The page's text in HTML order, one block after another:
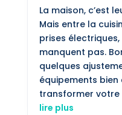
La maison, c’est
Mais entre la
prises
manquent pas.
quelques
équipements bien
transformer votre
lire plus